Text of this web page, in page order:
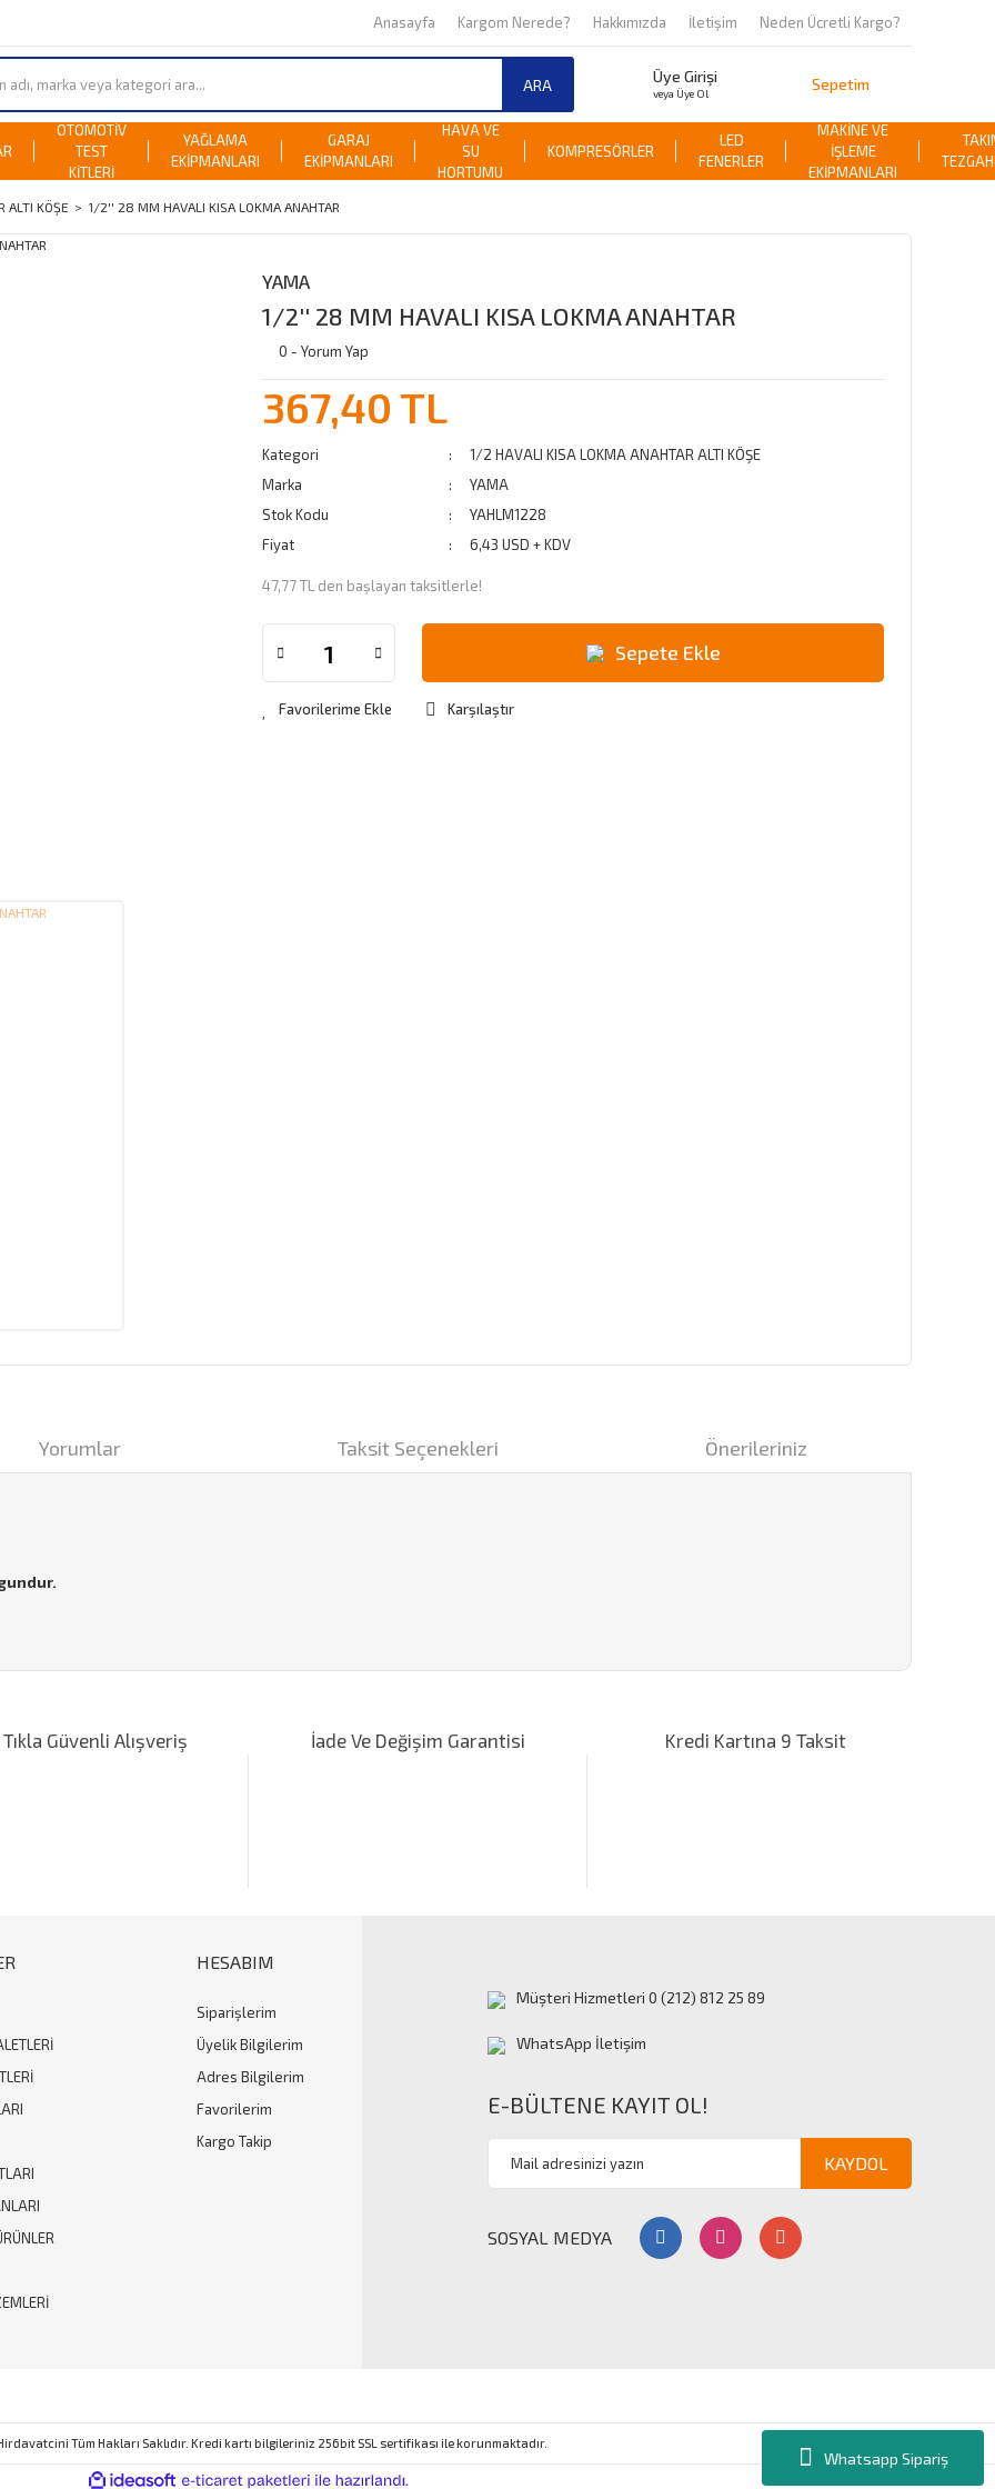
Whatsapp Sipariş
Anasayfa Kargom Nerede? Hakkımızda İletişim Neden Ücretli Kargo?
ARA Üye Girişi
veya Üye Ol Sepetim
OTOMOTİV
TEST
KİTLERİ
YAĞLAMA
EKİPMANLARI
GARAJ
EKİPMANLARI
HAVA VE
SU
HORTUMU
KOMPRESÖRLER
LED
FENERLER
MAKİNE VE
İŞLEME
EKİPMANLARI
ALTI KÖŞE 1/2'' 28 MM HAVALI KISA LOKMA ANAHTAR
YAMA
1/2'' 28 MM HAVALI KISA LOKMA ANAHTAR
0 - Yorum Yap
367,40 TL
Kategori
1/2 HAVALI KISA LOKMA ANAHTAR ALTI KÖŞE
Marka
YAMA
Stok Kodu
YAHLM1228
Fiyat
6,43 USD + KDV
47,77 TL den başlayan taksitlerle!
Sepete Ekle
Karşılaştır
Yorumlar Taksit Seçenekleri Önerileriniz
Gönder
Tıkla Güvenli Alışveriş İade Ve Değişim Garantisi Kredi Kartına 9 Taksit
HESABIM
Siparişlerim
Üyelik Bilgilerim
Adres Bilgilerim
Favorilerim
Kargo Takip
Müşteri Hizmetleri 0 (212) 812 25 89
WhatsApp İletişim
E-BÜLTENE KAYIT OL!
KAYDOL
SOSYAL MEDYA
Tüm Hakları Saklıdır. Kredi kartı bilgileriniz 256bit SSL sertifikası ile korunmaktadır.
ideasoft e-